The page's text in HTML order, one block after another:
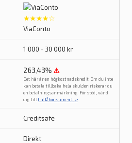
★★★★☆
ViaConto
1 000 - 30 000 kr
263,43% ⚠
Det här är en högkostnadskredit. Om du inte
kan betala tillbaka hela skulden riskerar du
en betalningsanmärkning. För stöd, vänd
dig till hallåkonsument.se
Creditsafe
Direkt